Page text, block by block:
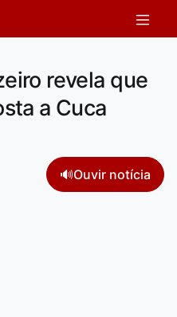
revela que
a Cuca
🔊Ouvir notícia